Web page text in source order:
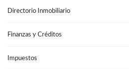
Directorio Inmobiliario
Finanzas y Créditos
Impuestos